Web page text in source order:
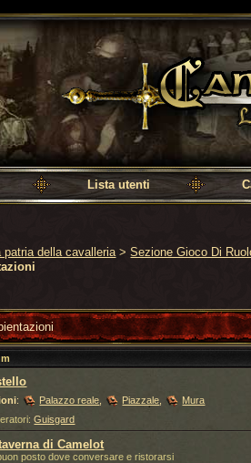
Camelot, la patria della cavalleria
Lista utenti
patria della cavalleria >Sezione Gioco Di
: Palazzo reale Piazzale
Mura
Guisgard
di Camelot
posto dove conversare e ristorarsi